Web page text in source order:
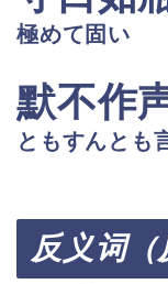
極めて固い
默不作
ともすんとも
反义词（